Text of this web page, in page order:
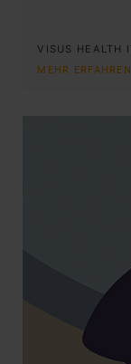
VISUS HEALTH
MEHR ERFAHREN